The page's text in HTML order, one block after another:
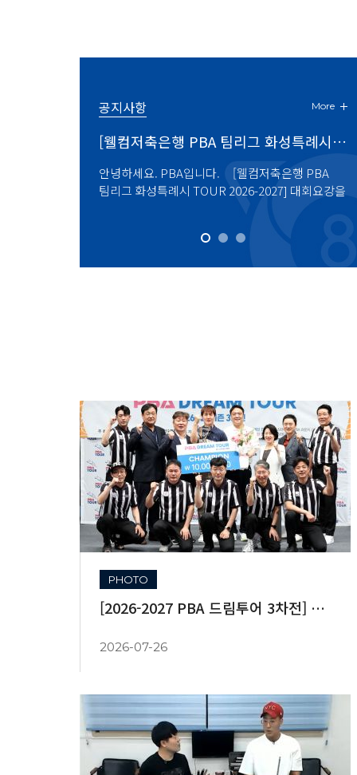
공지사항 More
[웰컴저축은행 PBA 팀리그 화성특례시 TOUR 2026-2027] 대회요강
안녕하세요. PBA입니다. [웰컴저축은행 PBA
팀리그 화성특례시 TOUR 2026-2027] 대회요강을
공지하오니 첨부 파일을 확인하시기 바랍니다.
[대회 개요] 1. 대회명: [웰컴저축은행 PBA 팀리
에
:
건
[에스와이 챔피언십] 프로당구 시즌 3차 투어 ‘에스와이 챔피언십’ 최성원-T.응우옌. 사이그너-정시용 ‘준결승 압축’
에스와이 챔피언십’
너-정시용 ‘준결승 압축’
‘LPBA 17번째 챔피언은 누가 될까’ 박정현-
2일 LPBA 결승전서 격돌 1일 ‘친환경 건축
에스와이 챔피언십’ LPBA 준결승 박정현,
3:0 완파…강유진은 김민아에 3
PBA / LPBA 제8차 투어
2027-01-30 ~ 2027-02-07
PHOTO
[2026-2027 PBA 드림투어 3차전] 시상식 및 대회 스케치
2026-07-26